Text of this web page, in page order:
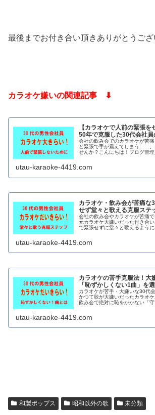
最後までお付き合い頂きありがとうござ
カラオケ嫌いの関連記事 ⬇
【カラオケで人前の緊張を
50年で克服した30代会社員
会社の飲み会でのカラオケが苦
と緊張で手が震えてしまう……。
せんか？こんにちは！ブログ管
utau-karaoke-4419.com
カラオケ・飲み会が苦痛な
せず堂々と歌える克服ステ
会社の飲み会やカラオケが苦痛
元カラオケ大嫌いだった付き合
で緊張せずに堂々と歌えるように
utau-karaoke-4419.com
カラオケの苦手克服法！大
「恥ずかしくない1曲」を
カラオケが苦手・大嫌いな30代
かつて歌が大嫌いだったカラオ
飲み会で絶対に恥をかかない「
utau-karaoke-4419.com
和製ポップス 昭和以外の歌 未分類